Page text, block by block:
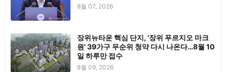
8월 07, 2026
장위뉴타운 핵심 단지, '장위 푸르지오 마크
원' 39가구 무순위 청약 다시 나온다…8월 10
일 하루만 접수
8월 09, 2026